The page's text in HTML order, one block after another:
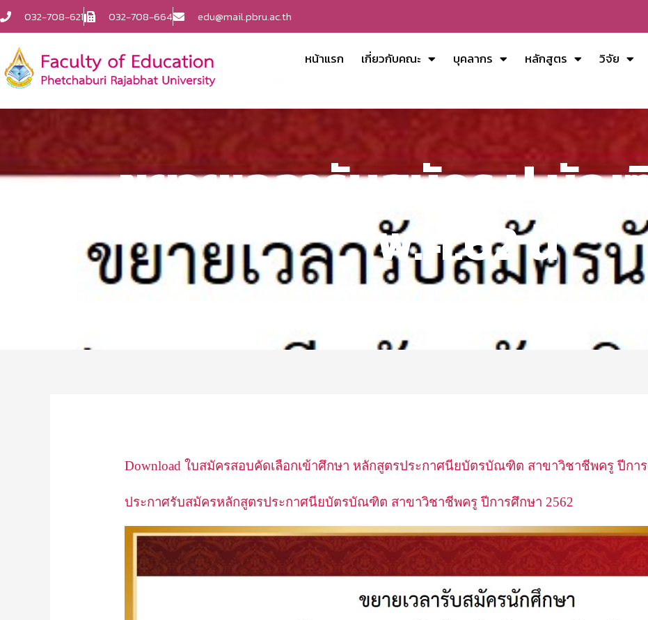
032-708-621 032-708-664 edu@mail.pbru.ac.th
หน้าแรก เกี่ยวกับคณะ บุคลากร หลักสูตร วิจัย
ขยายเวลารับสมัคร ป.บัณ
พ.ค.62 นี้
Download ใบสมัครสอบคัดเลือกเข้าศึกษา หลักสูตรประกาศนียบัตรบัณฑิต สาขาวิชาชีพครู ปีกา
ประกาศรับสมัครหลักสูตรประกาศนียบัตรบัณฑิต สาขาวิชาชีพครู ปีการศึกษา 2562